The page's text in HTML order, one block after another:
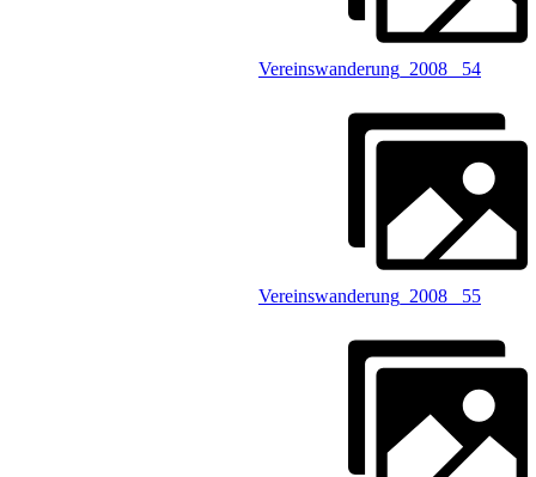
Vereinswanderung_2008 _54
Vereinswanderung_2008 _55